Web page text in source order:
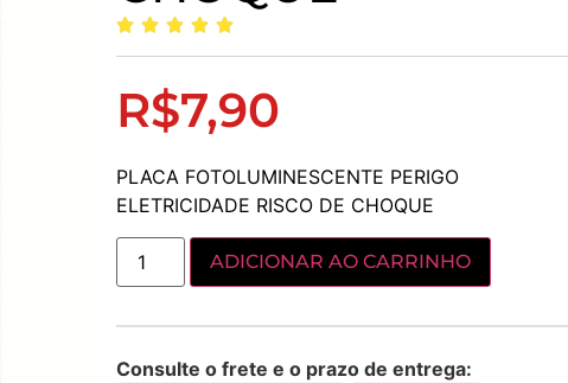
R$7,90
PLACA FOTOLUMINESCENTE PERIGO
ELETRICIDADE RISCO DE CHOQUE
ADICIONAR AO CARRINHO
Consulte o frete e o prazo de entrega: